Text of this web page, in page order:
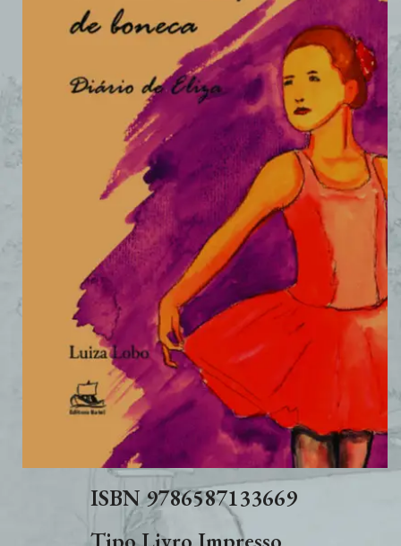
ISBN9786587133669